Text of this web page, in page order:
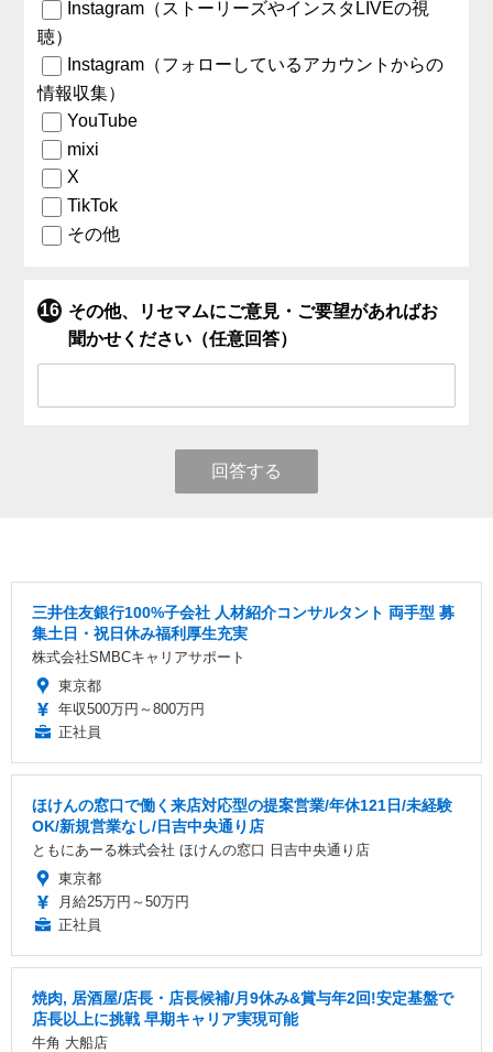
Instagram（ストーリーズやインスタLIVEの視
聴）
Instagram（フォローしているアカウントからの
情報収集）
YouTube
mixi
X
TikTok
その他
その他、リセマムにご意見・ご要望があればお
聞かせください（任意回答）
回答する
三井住友銀行100%子会社 人材紹介コンサルタント 両手型 募
集土日・祝日休み福利厚生充実
株式会社SMBCキャリアサポート
東京都
年収500万円～800万円
正社員
ほけんの窓口で働く来店対応型の提案営業/年休121日/未経験
OK/新規営業なし/日吉中央通り店
ともにあーる株式会社 ほけんの窓口 日吉中央通り店
東京都
月給25万円～50万円
正社員
焼肉, 居酒屋/店長・店長候補/月9休み&賞与年2回!安定基盤で
店長以上に挑戦 早期キャリア実現可能
牛角 大船店